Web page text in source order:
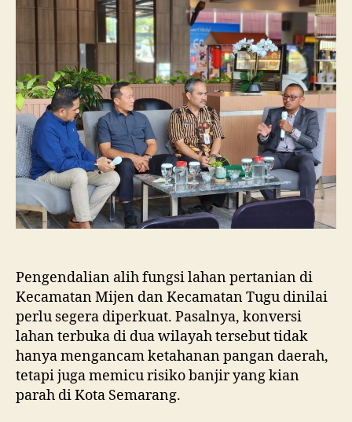
Alih
Fungsi
Lahan
Mijen
dan
Tugu
Ancam
Eksistensi
Semarang
Pengendalian alih fungsi lahan pertanian di
Kecamatan Mijen dan Kecamatan Tugu dinilai
perlu segera diperkuat. Pasalnya, konversi
lahan terbuka di dua wilayah tersebut tidak
hanya mengancam ketahanan pangan daerah,
tetapi juga memicu risiko banjir yang kian
parah di Kota Semarang.